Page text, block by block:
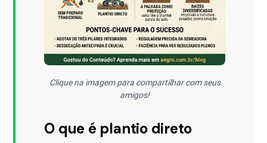
Clique na imagem para compartilhar com seus
amigos!
O que é plantio direto